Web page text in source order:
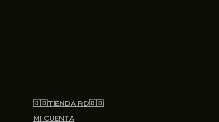
🇩🇴TIENDA RD🇩🇴
MI CUENTA